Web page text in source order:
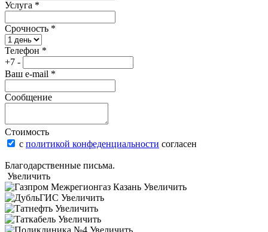
Услуга *
Срочность *
Телефон *
+7 -
Ваш e-mail *
Сообщение
Стоимость
с политикой конфеденциальности согласен
Благодарственные письма.
Увеличить
Увеличить
Увеличить
Увеличить
Увеличить
Увеличить